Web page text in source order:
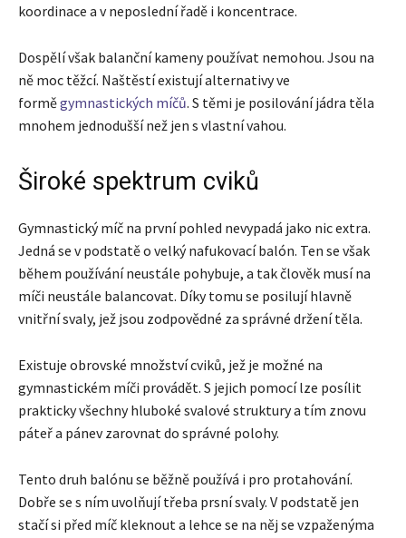
koordinace a v neposlední řadě i koncentrace.
Dospělí však balanční kameny používat nemohou. Jsou na
ně moc těžcí. Naštěstí existují alternativy ve
forměgymnastických míčů. S těmi je posilování jádra těla
mnohem jednodušší než jen s vlastní vahou.
Široké spektrum cviků
Gymnastický míč na první pohled nevypadá jako nic extra.
Jedná se v podstatě o velký nafukovací balón. Ten se však
během používání neustále pohybuje, a tak člověk musí na
míči neustále balancovat. Díky tomu se posilují hlavně
vnitřní svaly, jež jsou zodpovědné za správné držení těla.
Existuje obrovské množství cviků, jež je možné na
gymnastickém míči provádět. S jejich pomocí lze posílit
prakticky všechny hluboké svalové struktury a tím znovu
páteř a pánev zarovnat do správné polohy.
Tento druh balónu se běžně používá i pro protahování.
Dobře se s ním uvolňují třeba prsní svaly. V podstatě jen
stačí si před míč kleknout a lehce se na něj se vzpaženýma